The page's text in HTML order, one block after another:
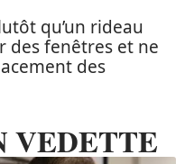
qu’un rideau
des fenêtres et ne
des
VEDETTE